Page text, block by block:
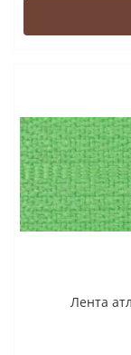
Лента